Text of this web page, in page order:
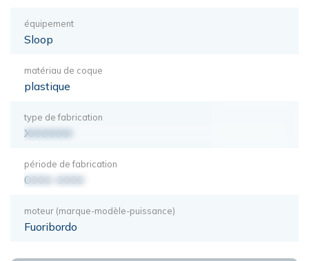
équipement
Sloop
matériau de coque
plastique
type de fabrication
XXXXXXX
période de fabrication
0000-0000
moteur (marque-modèle-puissance)
Fuoribordo